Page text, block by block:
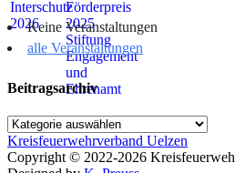
Keine Veranstaltungen
alle Veranstaltungen
Beitragsarchiv
Beitragsarchiv
Kreisfeuerwehrverband Uelzen
Copyright © 2022-2026